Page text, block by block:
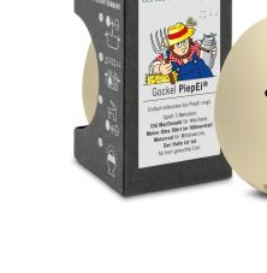
MERKLISTE
HINZUFÜGEN